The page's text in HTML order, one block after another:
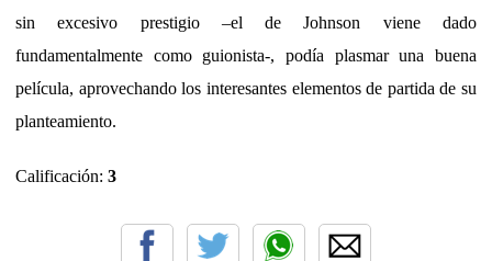
sin excesivo prestigio –el de Johnson viene dado
fundamentalmente como guionista-, podía plasmar una buena
película, aprovechando los interesantes elementos de partida de su
planteamiento.
Calificación: 3